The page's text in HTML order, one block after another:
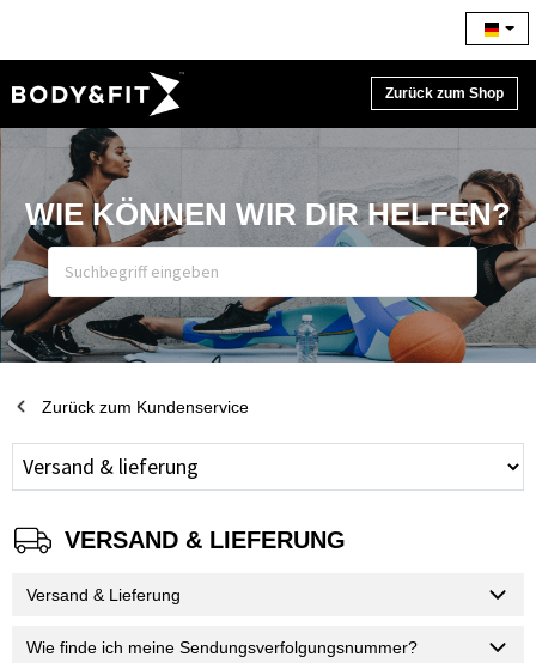
Zurück zum Shop
WIE KÖNNEN WIR DIR HELFEN?
Zurück zum Kundenservice
VERSAND & LIEFERUNG
Versand & Lieferung
Wie finde ich meine Sendungsverfolgungsnummer?